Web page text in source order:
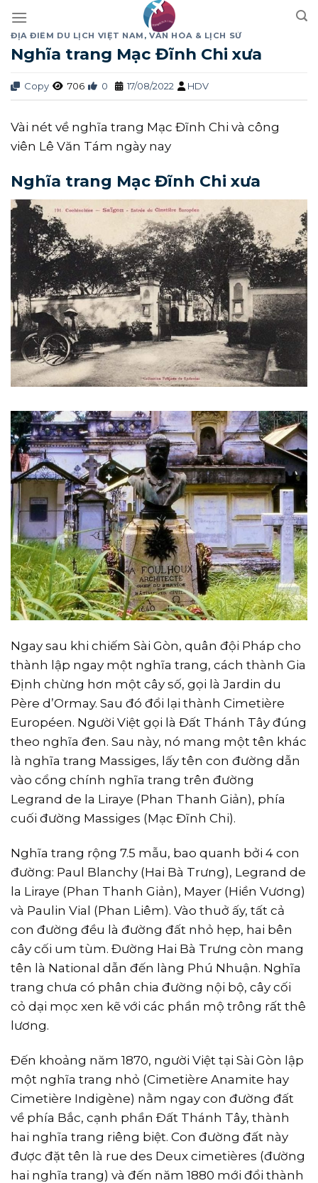
content
ĐỊA ĐIỂM DU LỊCH VIỆT NAM ,VĂN HÓA & LỊCH SỬ
Nghĩa trang Mạc Đĩnh Chi xưa
Copy 706 0 17/08/2022 HDV
Vài nét về nghĩa trang Mạc Đĩnh Chi và công
viên Lê Văn Tám ngày nay
Nghĩa trang Mạc Đĩnh Chi xưa
Ngay sau khi chiếm Sài Gòn, quân đội Pháp cho
thành lập ngay một nghĩa trang, cách thành Gia
Định chừng hơn một cây số, gọi là Jardin du
Père d’Ormay. Sau đó đổi lại thành Cimetière
Européen. Người Việt gọi là Đất Thánh Tây đúng
theo nghĩa đen. Sau này, nó mang một tên khác
là nghĩa trang Massiges, lấy tên con đường dẫn
vào cổng chính nghĩa trang trên đường
Legrand de la Liraye (Phan Thanh Giản), phía
cuối đường Massiges (Mạc Đĩnh Chi).
Nghĩa trang rộng 7.5 mẫu, bao quanh bởi 4 con
đường: Paul Blanchy (Hai Bà Trưng), Legrand de
la Liraye (Phan Thanh Giản), Mayer (Hiền Vương)
và Paulin Vial (Phan Liêm). Vào thuở ấy, tất cả
con đường đều là đường đất nhỏ hẹp, hai bên
cây cối um tùm. Ðường Hai Bà Trưng còn mang
tên là National dẫn đến làng Phú Nhuận. Nghĩa
trang chưa có phân chia đường nội bộ, cây cối
cỏ dại mọc xen kẽ với các phần mộ trông rất thê
lương.
Ðến khoảng năm 1870, người Việt tại Sài Gòn lập
một nghĩa trang nhỏ (Cimetière Anamite hay
Cimetière Indigène) nằm ngay con đường đất
về phía Bắc, cạnh phần Ðất Thánh Tây, thành
hai nghĩa trang riêng biệt. Con đường đất này
được đặt tên là rue des Deux cimetières (đường
hai nghĩa trang) và đến năm 1880 mới đổi thành